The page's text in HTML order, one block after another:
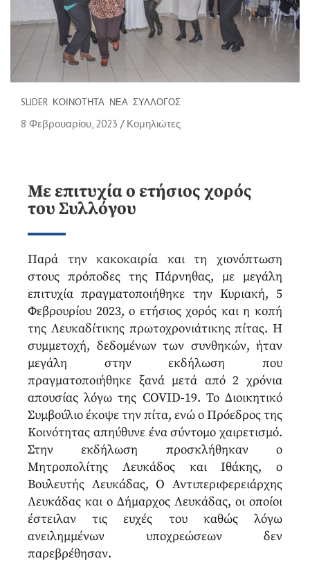
SLIDER ΚΟΙΝΌΤΗΤΑ ΝΈΑ ΣΎΛΛΟΓΟΣ
8 Φεβρουαρίου, 2023 Κομηλιώτες
Με επιτυχία ο ετήσιος χορός
του Συλλόγου
Παρά την κακοκαιρία και τη χιονόπτωση
στους πρόποδες της Πάρνηθας, με μεγάλη
επιτυχία πραγματοποιήθηκε την Κυριακή, 5
Φεβρουρίου 2023, ο ετήσιος χορός και η κοπή
της Λευκαδίτικης πρωτοχρονιάτικης πίτας. Η
συμμετοχή, δεδομένων των συνθηκών, ήταν
μεγάλη στην εκδήλωση που
πραγματοποιήθηκε ξανά μετά από 2 χρόνια
απουσίας λόγω της COVID-19. Το Διοικητικό
Συμβούλιο έκοψε την πίτα, ενώ ο Πρόεδρος της
Κοινότητας απηύθυνε ένα σύντομο χαιρετισμό.
Στην εκδήλωση προσκλήθηκαν ο
Μητροπολίτης Λευκάδος και Ιθάκης, ο
Βουλευτής Λευκάδας, Ο Αντιπεριφερειάρχης
Λευκάδας και ο Δήμαρχος Λευκάδας, οι οποίοι
έστειλαν τις ευχές του καθώς λόγω
ανειλημμένων υποχρεώσεων δεν
παρεβρέθησαν.